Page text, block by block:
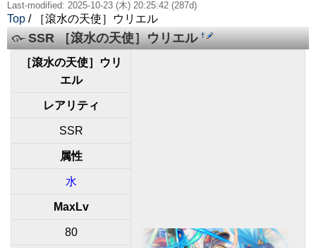
Last-modified: 2025-10-23 (木) 20:25:42 (287d)
Top / ［滾水の天使］ウリエル
SSR ［滾水の天使］ウリエル†
［滾水の天使］ウリ
エル
レアリティ
SSR
属性
水
MaxLv
80